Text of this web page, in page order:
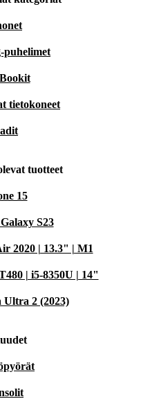
puhelimet
tietokoneet
tuotteet
15
S23
2020 | 13.3" | M1
| i5-8350U | 14"
Ultra 2 (2023)